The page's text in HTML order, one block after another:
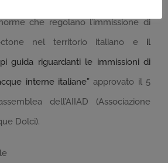
che regolano l’immissione di
nel territorio italiano e il
guida riguardanti le immissioni di
interne italiane”approvato il 5
dell’AIIAD (Associazione
Dolci).